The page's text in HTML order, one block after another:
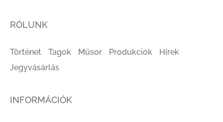
RÓLUNK
Történet Tagok Műsor Produkciók
Hírek
Jegyvásárlás
INFORMÁCIÓK